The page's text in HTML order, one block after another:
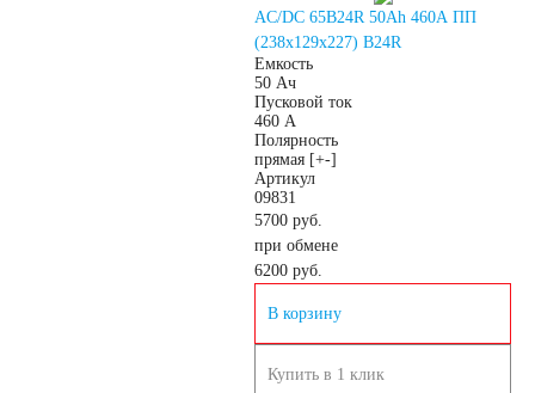
автомобилей из
Аккумуляторы для
AC/DC 65B24R 50Ah 460A ПП
(238x129x227) B24R
Емкость
50 Ач
Пусковой ток
460 А
Полярность
прямая [+-]
Артикул
09831
5700 руб.
при обмене
6200 руб.
В корзину
Купить в 1 клик